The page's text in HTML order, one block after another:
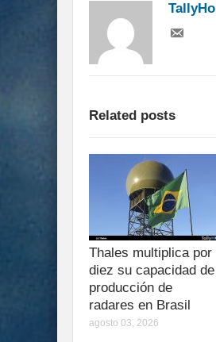
TallyHo
Related posts
Thales multiplica por
diez su capacidad de
producción de
radares en Brasil
agosto 03, 2026